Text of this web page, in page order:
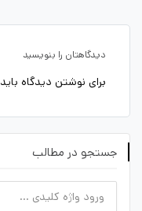
دیدگاهتان را بنویسید
برای نوشتن دیدگاه باید
جستجو در مطالب